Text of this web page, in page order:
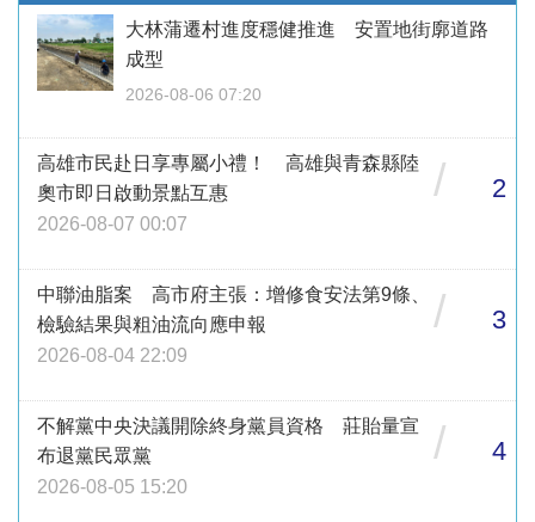
大林蒲遷村進度穩健推進 安置地街廓道路
成型
2026-08-06 07:20
高雄市民赴日享專屬小禮！ 高雄與青森縣陸
奧市即日啟動景點互惠
2026-08-07 00:07
/ 2
中聯油脂案 高市府主張：增修食安法第9條、
檢驗結果與粗油流向應申報
2026-08-04 22:09
/ 3
不解黨中央決議開除終身黨員資格 莊貽量宣
布退黨民眾黨
2026-08-05 15:20
/ 4